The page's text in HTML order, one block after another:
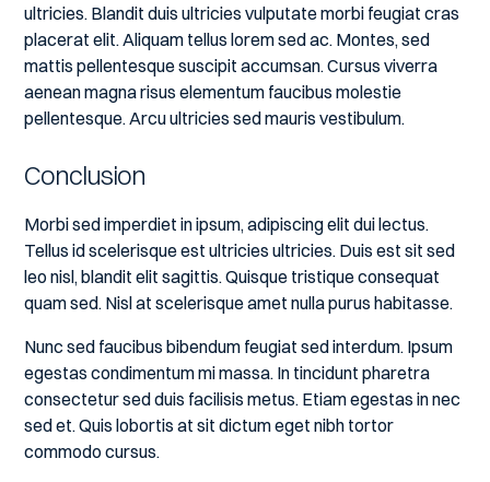
ultricies. Blandit duis ultricies vulputate morbi feugiat cras
placerat elit. Aliquam tellus lorem sed ac. Montes, sed
mattis pellentesque suscipit accumsan. Cursus viverra
aenean magna risus elementum faucibus molestie
pellentesque. Arcu ultricies sed mauris vestibulum.
Conclusion
Morbi sed imperdiet in ipsum, adipiscing elit dui lectus.
Tellus id scelerisque est ultricies ultricies. Duis est sit sed
leo nisl, blandit elit sagittis. Quisque tristique consequat
quam sed. Nisl at scelerisque amet nulla purus habitasse.
Nunc sed faucibus bibendum feugiat sed interdum. Ipsum
egestas condimentum mi massa. In tincidunt pharetra
consectetur sed duis facilisis metus. Etiam egestas in nec
sed et. Quis lobortis at sit dictum eget nibh tortor
commodo cursus.